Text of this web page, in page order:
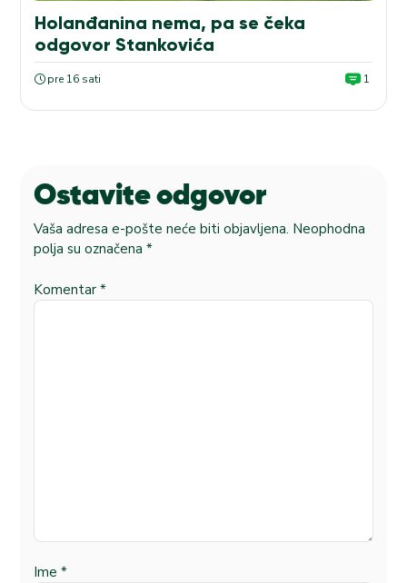
Holanđanina nema, pa se čeka
odgovor Stankovića
pre 16 sati 1
Ostavite odgovor
Vaša adresa e-pošte neće biti objavljena. Neophodna
polja su označena *
Komentar *
Ime *